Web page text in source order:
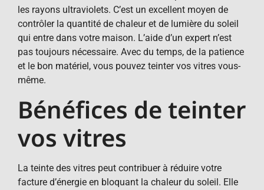
les rayons ultraviolets. C’est un excellent moyen de
contrôler la quantité de chaleur et de lumière du soleil
qui entre dans votre maison. L’aide d’un expert n’est
pas toujours nécessaire. Avec du temps, de la patience
et le bon matériel, vous pouvez teinter vos vitres vous-
même.
Bénéfices de teinter
vos vitres
La teinte des vitres peut contribuer à réduire votre
facture d’énergie en bloquant la chaleur du soleil. Elle